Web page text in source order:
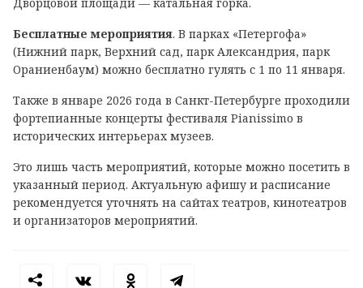
Бесплатные мероприятия. В парках «Петергофа»
(Нижний парк, Верхний сад, парк Александрия, парк
Ораниенбаум) можно бесплатно гулять с 1 по 11 января.
Также в январе 2026 года в Санкт-Петербурге проходили
фортепианные концерты фестиваля Pianissimo в
исторических интерьерах музеев.
Это лишь часть мероприятий, которые можно посетить в
указанный период. Актуальную афишу и расписание
рекомендуется уточнять на сайтах театров, кинотеатров
и организаторов мероприятий.